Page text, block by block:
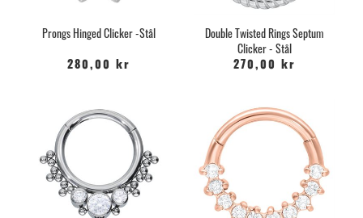
Prongs Hinged Clicker -Stål
280,00 kr
Double Twisted Rings Septum
Clicker - Stål
270,00 kr